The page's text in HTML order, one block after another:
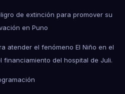
de extinción para promover su
en Puno
atender el fenómeno El Niño en el
financiamiento del hospital de Juli.